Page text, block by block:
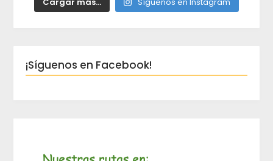
Cargar más... Síguenos en Instagram
¡Síguenos en Facebook!